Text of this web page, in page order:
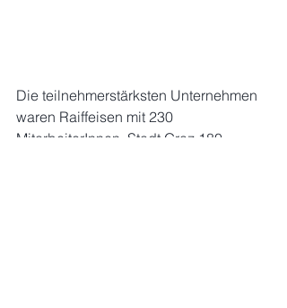
Die teilnehmerstärksten Unternehmen
waren Raiffeisen mit 230
MitarbeiterInnen, Stadt Graz 180,